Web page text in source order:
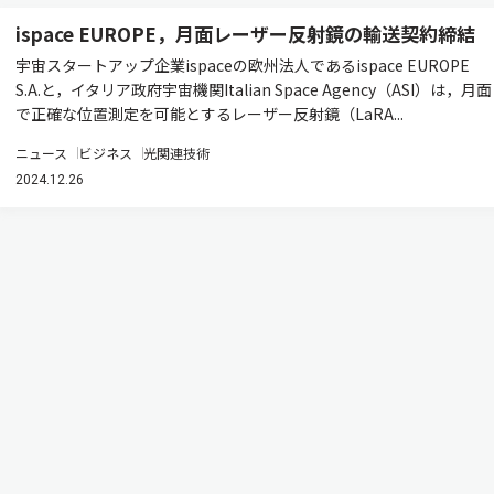
ispace EUROPE，月面レーザー反射鏡の輸送契約締結
宇宙スタートアップ企業ispaceの欧州法人であるispace EUROPE
S.A.と，イタリア政府宇宙機関Italian Space Agency（ASI）は，月面
で正確な位置測定を可能とするレーザー反射鏡（LaRA...
ニュース ビジネス 光関連技術
2024.12.26